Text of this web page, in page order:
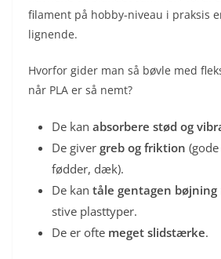
filament på hobby-niveau i praksis
lignende.
Hvorfor gider man så bøvle med
når PLA er så nemt?
De kan absorbere stød og
De giver greb og friktion
fødder, dæk).
De kan tåle gentagen bøjning
stive plasttyper.
De er ofte meget slidstærke.